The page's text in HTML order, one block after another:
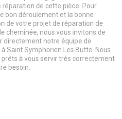
réparation de cette pièce. Pour
bon déroulement et la bonne
de votre projet de réparation de
cheminée, nous vous invitons de
directement notre équipe de
Saint Symphorien Les Butte. Nous
à vous servir très correctement
besoin.